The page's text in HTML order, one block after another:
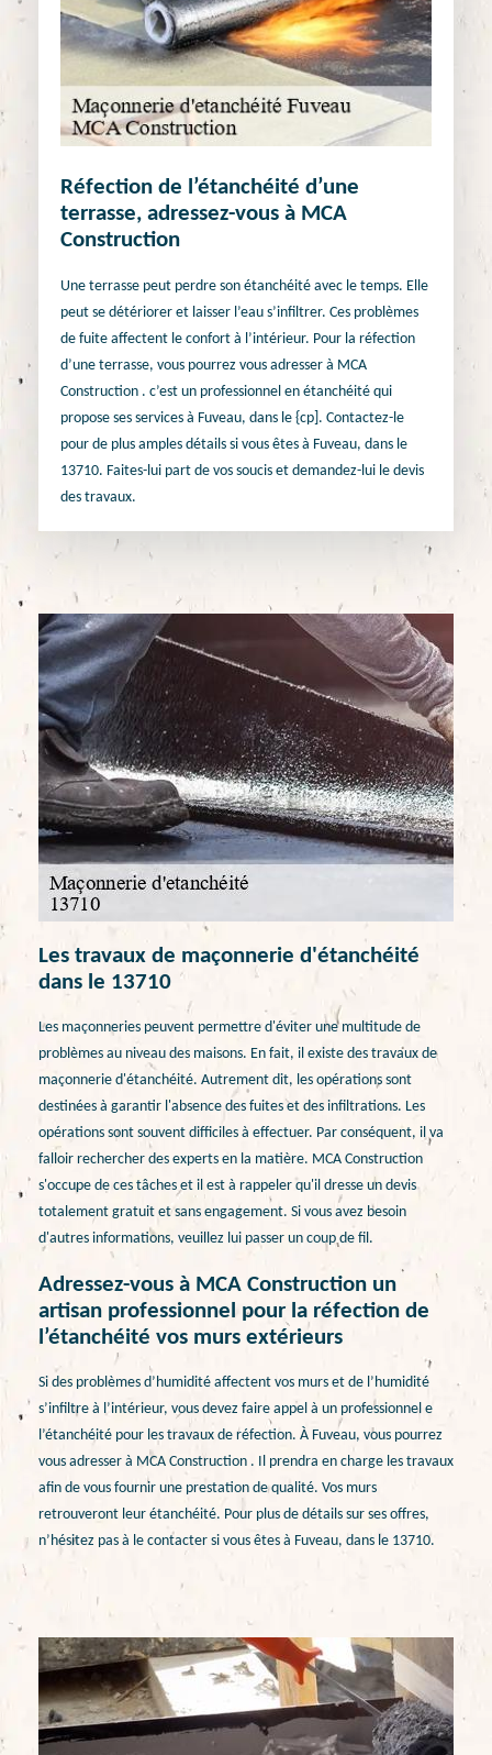
Réfection de l’étanchéité d’une
terrasse, adressez-vous à MCA
Construction
Une terrasse peut perdre son étanchéité avec le temps. Elle
peut se détériorer et laisser l’eau s’infiltrer. Ces problèmes
de fuite affectent le confort à l’intérieur. Pour la réfection
d’une terrasse, vous pourrez vous adresser à MCA
Construction . c’est un professionnel en étanchéité qui
propose ses services à Fuveau, dans le {cp]. Contactez-le
pour de plus amples détails si vous êtes à Fuveau, dans le
13710. Faites-lui part de vos soucis et demandez-lui le devis
des travaux.
Les travaux de maçonnerie d'étanchéité
dans le 13710
Les maçonneries peuvent permettre d'éviter une multitude de
problèmes au niveau des maisons. En fait, il existe des travaux de
maçonnerie d'étanchéité. Autrement dit, les opérations sont
destinées à garantir l'absence des fuites et des infiltrations. Les
opérations sont souvent difficiles à effectuer. Par conséquent, il va
falloir rechercher des experts en la matière. MCA Construction
s'occupe de ces tâches et il est à rappeler qu'il dresse un devis
totalement gratuit et sans engagement. Si vous avez besoin
d'autres informations, veuillez lui passer un coup de fil.
Adressez-vous à MCA Construction un
artisan professionnel pour la réfection de
l’étanchéité vos murs extérieurs
Si des problèmes d’humidité affectent vos murs et de l’humidité
s’infiltre à l’intérieur, vous devez faire appel à un professionnel e
l’étanchéité pour les travaux de réfection. À Fuveau, vous pourrez
vous adresser à MCA Construction . Il prendra en charge les travaux
afin de vous fournir une prestation de qualité. Vos murs
retrouveront leur étanchéité. Pour plus de détails sur ses offres,
n’hésitez pas à le contacter si vous êtes à Fuveau, dans le 13710.